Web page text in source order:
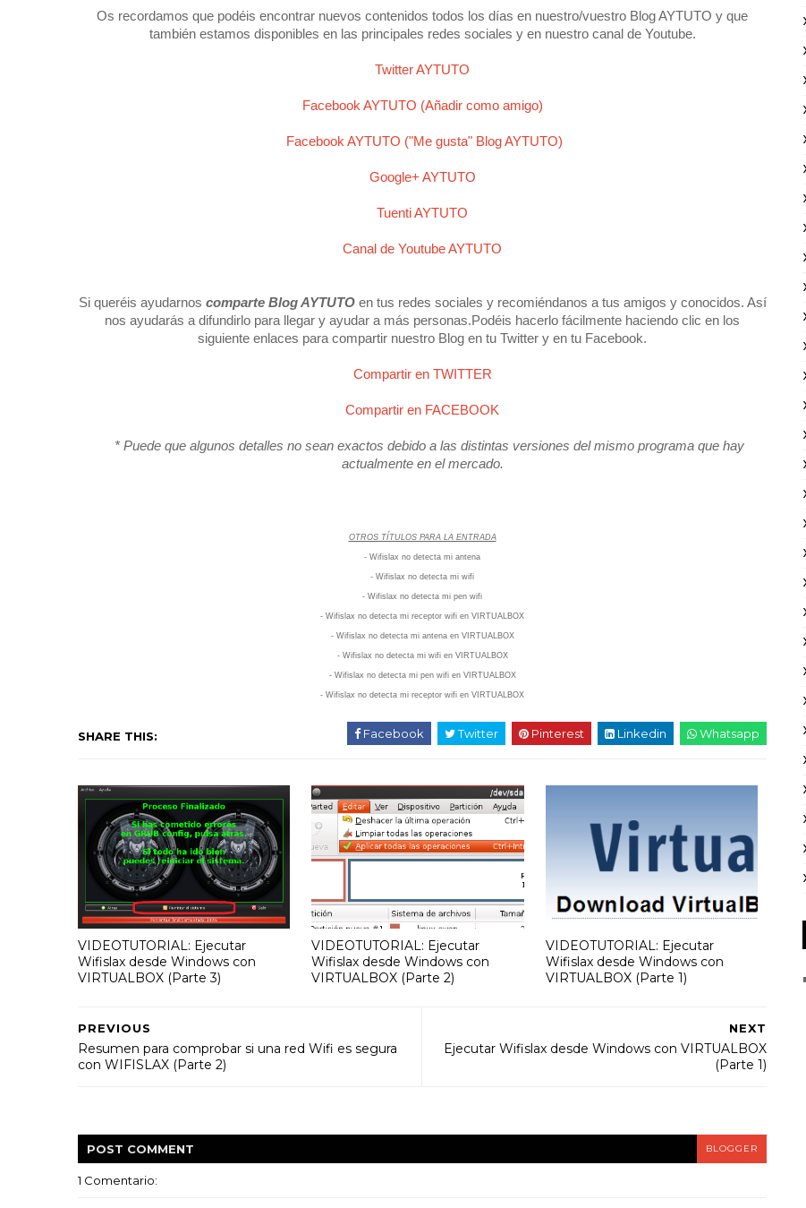
Os recordamos que podéis encontrar nuevos contenidos todos los días en nuestro/vuestro Blog AYTUTO y que
también estamos disponibles en las principales redes sociales y en nuestro canal de Youtube.
Twitter AYTUTO
Facebook AYTUTO (Añadir como amigo)
Facebook AYTUTO ("Me gusta" Blog AYTUTO)
Google+ AYTUTO
Tuenti AYTUTO
Canal de Youtube AYTUTO
Si queréis ayudarnos comparte Blog AYTUTOen tus redes sociales y recomiéndanos a tus amigos y conocidos. Así
nos ayudarás a difundirlo para llegar y ayudar a más personas.Podéis hacerlo fácilmente haciendo clic en los
siguiente enlaces para compartir nuestro Blog en tu Twitter y en tu Facebook.
Compartir en TWITTER
Compartir en FACEBOOK
* Puede que algunos detalles no sean exactos debido a las distintas versiones del mismo programa que hay
actualmente en el mercado.
OTROS TÍTULOS PARA LA ENTRADA
- Wifislax no detecta mi antena
- Wifislax no detecta mi wifi
- Wifislax no detecta mi pen wifi
- Wifislax no detecta mi receptor wifi en VIRTUALBOX
- Wifislax no detecta mi antenaen VIRTUALBOX
- Wifislax no detecta mi wifien VIRTUALBOX
- Wifislax no detecta mi pen wifien VIRTUALBOX
- Wifislax no detecta mi receptor wifi en VIRTUALBOX
SHARE THIS: Facebook Twitter Pinterest Linkedin Whatsapp
VIDEOTUTORIAL: Ejecutar
Wifislax desde Windows con
VIRTUALBOX (Parte 3)
VIDEOTUTORIAL: Ejecutar
Wifislax desde Windows con
VIRTUALBOX (Parte 2)
VIDEOTUTORIAL: Ejecutar
Wifislax desde Windows con
VIRTUALBOX (Parte 1)
NEXT
Ejecutar Wifislax desde Windows con VIRTUALBOX
(Parte 1)
PREVIOUS
Resumen para comprobar si una red Wifi es segura
con WIFISLAX (Parte 2)
POST COMMENT BLOGGER
1 Comentario: